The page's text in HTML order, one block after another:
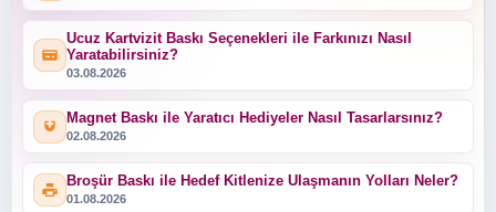
Ucuz Kartvizit Baskı Seçenekleri ile Farkınızı Nasıl
Yaratabilirsiniz?
03.08.2026
Magnet Baskı ile Yaratıcı Hediyeler Nasıl Tasarlarsınız?
02.08.2026
Broşür Baskı ile Hedef Kitlenize Ulaşmanın Yolları Neler?
01.08.2026